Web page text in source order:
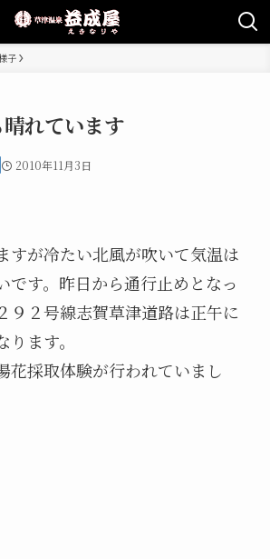
子
れています
2010年11月3日
すが冷たい北風が吹いて気温は
です。昨日から通行止めとなっ
９２号線志賀草津道路は正午に
ます。
花採取体験が行われていまし